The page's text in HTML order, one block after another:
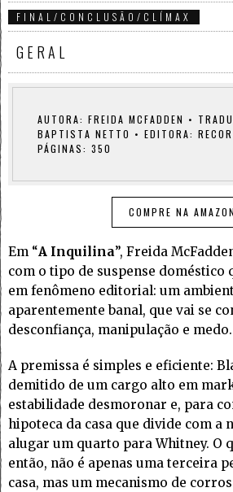
FINAL/CONCLUSÃO/CLÍMAX
GERAL
AUTORA: FREIDA MCFADDEN •
BAPTISTA NETTO • EDITORA:
PÁGINAS: 350
COMPRE NA AMAZON
Em “A Inquilina”, Freida
com o tipo de suspense doméstico
em fenômeno editorial: um
aparentemente banal, que vai se
desconfiança, manipulação e medo.
A premissa é simples e eficiente:
demitido de um cargo alto em
estabilidade desmoronar e, para
hipoteca da casa que divide com a
alugar um quarto para Whitney. O
então, não é apenas uma terceira
casa, mas um mecanismo de